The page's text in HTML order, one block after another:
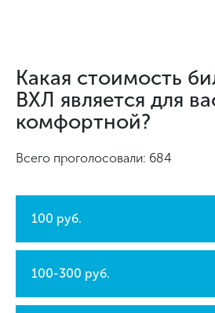
Какая стоимость
ВХЛ является для
комфортной?
Всего проголосовали: 684
100 руб.
100-300 руб.